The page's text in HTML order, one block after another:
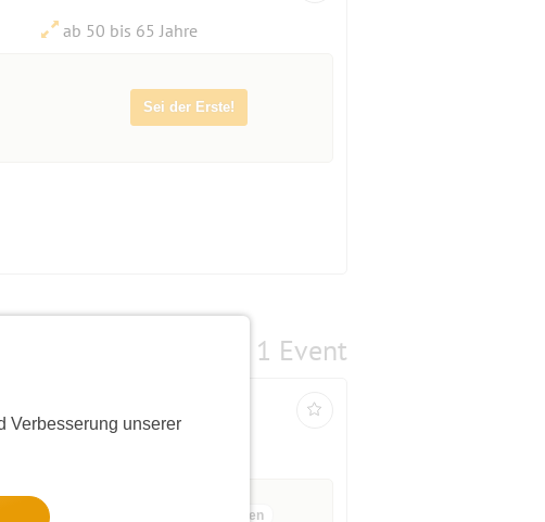
Verbesserung unserer
ab 50 bis 65 Jahre
Sei der Erste!
1 Event
15 Anmeldungen